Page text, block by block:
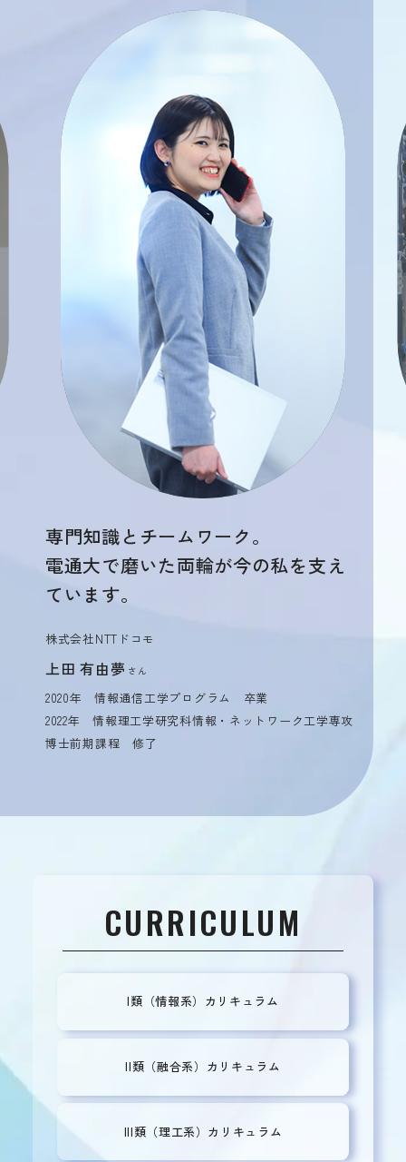
専門知識とチームワーク。
電通大で磨いた両輪が今の私を支え
ています。
株式会社NTTドコモ
上田 有由夢 さん
2020年 情報通信工学プログラム 卒業
2022年 情報理工学研究科情報・ネットワーク工学専攻
博士前期課程 修了
CURRICULUM
I類（情報系）カリキュラム
II類（融合系）カリキュラム
III類（理工系）カリキュラム